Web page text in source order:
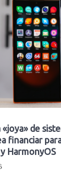
«joya» de
financiar
HarmonyOS